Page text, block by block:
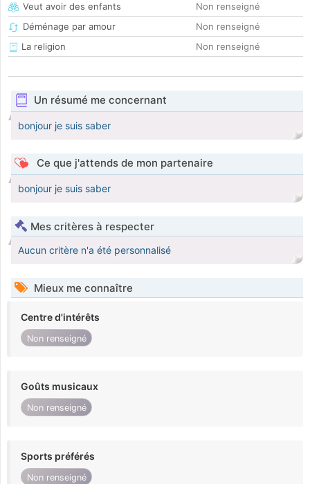
Veut avoir des enfants
Non renseigné
Déménage par amour
Non renseigné
La religion
Non renseigné
Un résumé me concernant
bonjour je suis saber
Ce que j'attends de mon partenaire
bonjour je suis saber
Mes critères à respecter
Aucun critère n'a été personnalisé
Mieux me connaître
Centre d'intérêts
Non renseigné
Goûts musicaux
Non renseigné
Sports préférés
Non renseigné